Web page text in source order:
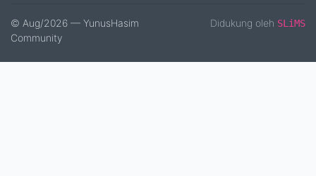
© Aug/2026 — YunusHasim
Community
Didukung oleh SLiMS